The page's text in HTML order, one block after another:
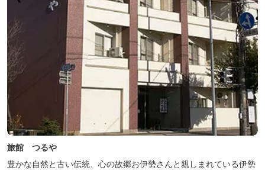
旅館 つるや
豊かな自然と古い伝統、心の故郷お伊勢さんと親しまれている伊勢